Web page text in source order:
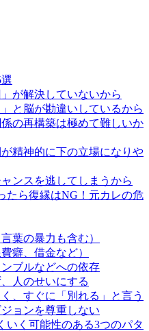
が解決していないから
」と脳が勘違いしているから
の再構築は極めて難しいか
精神的に下の立場になりや
ンスを逃してしまうから
たら復縁はNG！元カレの危
葉の暴力も含む）
癖、借金など）
ブルなどへの依存
人のせいにする
、すぐに「別れる」と言う
ョンを尊重しない
いく可能性のある3つのパタ